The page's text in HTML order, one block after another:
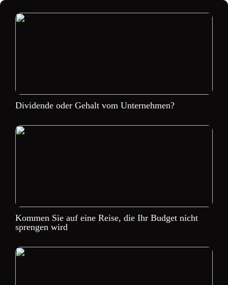
Dividende oder Gehalt vom Unternehmen?
Kommen Sie auf eine Reise, die Ihr Budget nicht
sprengen wird